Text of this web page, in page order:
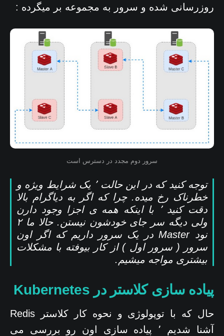
روزرسانی شده و سرور به مجموعه بر میگرده :
سرور دوم مجدد در دسترس است
توجه کنید که در این حالت ٬ یک شرایط ویژه و
خطرناک رخ میده. چرا که اگر به دیاگرام بالا
دقت کنید ٬ با اینکه همه ی اجزا وجود دارن
ولی دیگه سر جای خودشون نیستن. حالا ما ۲
نود Master در یک سرور داریم که اگر اون
سرور ( سرور اول ) از کار بیوفته با مشکلات
بیشتری مواجه میشیم.
پیاده سازی کلاستر در Kubernetes
حال که با توپولوژی و نحوه کار کلاستر Redis
آشنا شدیم ٬ پیاده سازی اون رو بررسی می